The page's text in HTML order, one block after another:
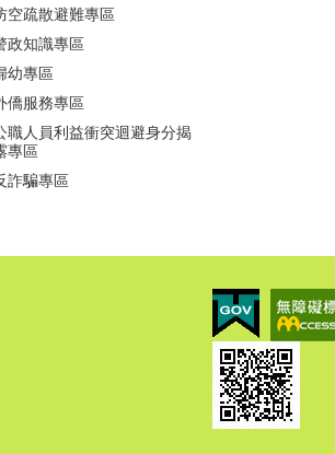
空疏散避難專區
政知識專區
幼專區
僑服務專區
職人員利益衝突迴避身分揭
專區
詐騙專區